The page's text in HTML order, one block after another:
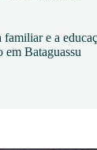
e a
em Bataguassu